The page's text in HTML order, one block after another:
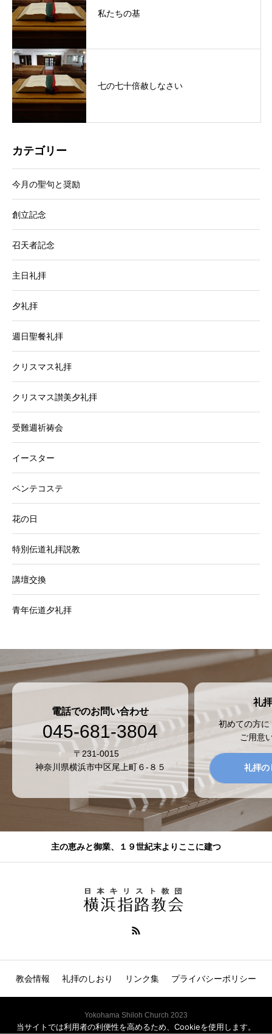
私たちの基
七の七十倍赦しなさい
カテゴリー
今月の聖句と奨励
創立記念
召天者記念
主日礼拝
夕礼拝
週日聖餐礼拝
クリスマス礼拝
クリスマス讃美夕礼拝
受難週祈祷会
イースター
ペンテコステ
花の日
特別伝道礼拝説教
講壇交換
青年伝道夕礼拝
電話でのお問い合わせ
045-681-3804
〒231-0015
神奈川県横浜市中区尾上町６-８５
礼
初めての方
ご用意
礼拝の
主の恵みと御業、１９世紀末よりここに建つ
教会情報 礼拝のしおり リンク集 プライバシーポリシー
Yokohama Shiloh Church 2023
当サイトでは利用者の利便性を高めるため、Cookieを使用します。